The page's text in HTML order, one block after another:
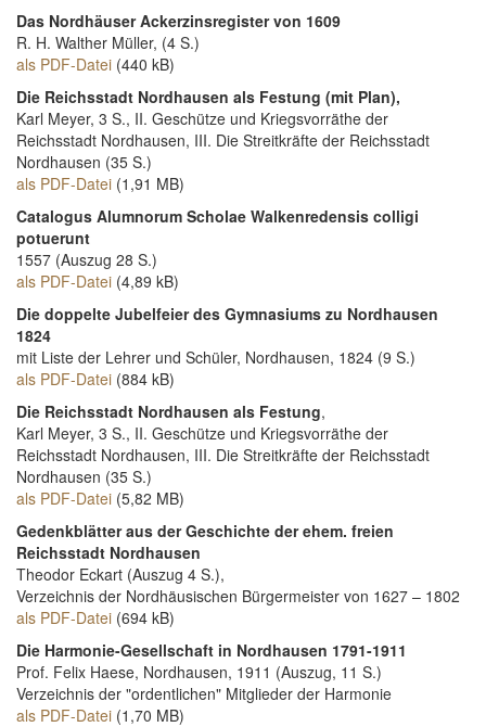
Das Nordhäuser Ackerzinsregister von 1609
R. H. Walther Müller, (4 S.)
als PDF-Datei (440 kB)
Die Reichsstadt Nordhausen als Festung (mit Plan),
Karl Meyer, 3 S., II. Geschütze und Kriegsvorräthe der
Reichsstadt Nordhausen, III. Die Streitkräfte der Reichsstadt
Nordhausen (35 S.)
als PDF-Datei (1,91 MB)
Catalogus Alumnorum Scholae Walkenredensis colligi
potuerunt
1557 (Auszug 28 S.)
als PDF-Datei (4,89 kB)
Die doppelte Jubelfeier des Gymnasiums zu Nordhausen
1824
mit Liste der Lehrer und Schüler, Nordhausen, 1824 (9 S.)
als PDF-Datei (884 kB)
Die Reichsstadt Nordhausen als Festung,
Karl Meyer, 3 S., II. Geschütze und Kriegsvorräthe der
Reichsstadt Nordhausen, III. Die Streitkräfte der Reichsstadt
Nordhausen (35 S.)
als PDF-Datei (5,82 MB)
Gedenkblätter aus der Geschichte der ehem. freien
Reichsstadt Nordhausen
Theodor Eckart (Auszug 4 S.),
Verzeichnis der Nordhäusischen Bürgermeister von 1627 – 1802
als PDF-Datei (694 kB)
Die Harmonie-Gesellschaft in Nordhausen 1791-1911
Prof. Felix Haese, Nordhausen, 1911 (Auszug, 11 S.)
Verzeichnis der "ordentlichen" Mitglieder der Harmonie
als PDF-Datei (1,70 MB)